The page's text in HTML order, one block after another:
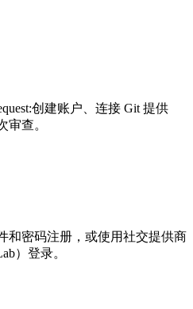
创建账户、连接 Git 提供
审查。
和密码注册，或使用社交提供商
）登录。